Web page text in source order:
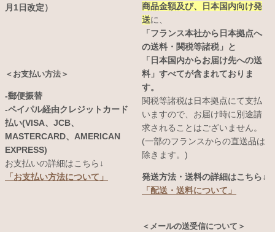
月1日改定）
＜お支払い方法＞
-郵便振替
-ペイパル経由クレジットカード
払い(VISA、JCB、
MASTERCARD、AMERICAN
EXPRESS)
お支払いの詳細はこちら↓
「お支払い方法について」
商品金額及び、日本国内向け発
送に、
「フランス本社から日本拠点へ
の送料・関税等諸税」と
「日本国内からお届け先への送
料」すべてが含まれておりま
す。
関税等諸税は日本拠点にて支払
いますので、お届け時に別途請
求されることはございません。
(一部のフランスからの直送品は
除きます。)
発送方法・送料の詳細はこちら↓
「配送・送料について」
＜メールの送受信について＞